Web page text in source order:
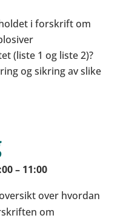
i forskrift om
(liste 1 og liste 2)?
og sikring av slike
– 11:00
over hvordan
om